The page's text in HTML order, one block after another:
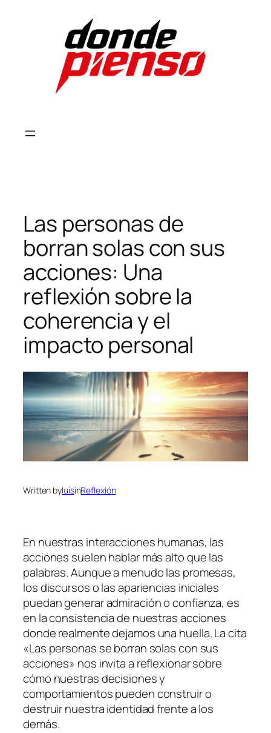
Las personas de
borran solas con sus
acciones: Una
reflexión sobre la
coherencia y el
impacto personal
Written byluisinReflexión
En nuestras interacciones humanas, las
acciones suelen hablar más alto que las
palabras. Aunque a menudo las promesas,
los discursos o las apariencias iniciales
puedan generar admiración o confianza, es
en la consistencia de nuestras acciones
donde realmente dejamos una huella. La cita
«Las personas se borran solas con sus
acciones» nos invita a reflexionar sobre
cómo nuestras decisiones y
comportamientos pueden construir o
destruir nuestra identidad frente a los
demás.